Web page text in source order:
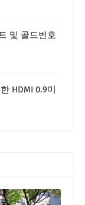
및 골드번호
HDMI 0.9미